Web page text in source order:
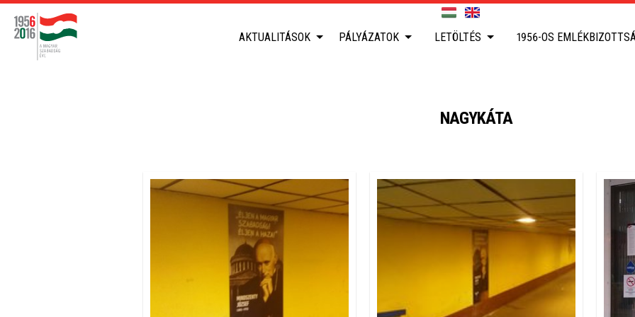
AKTUALITÁSOK PÁLYÁZATOK LETÖLTÉS 1956-OS
NAGYKÁTA